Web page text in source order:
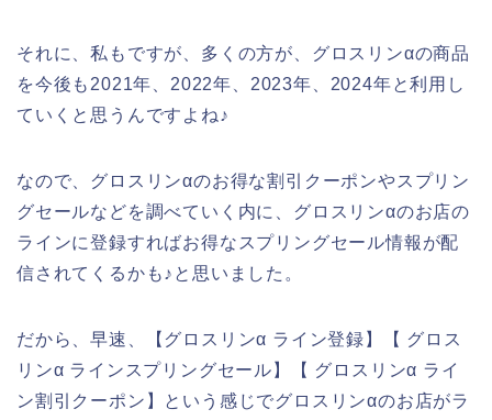
それに、私もですが、多くの方が、グロスリンαの商品
を今後も2021年、2022年、2023年、2024年と利用し
ていくと思うんですよね♪
なので、グロスリンαのお得な割引クーポンやスプリン
グセールなどを調べていく内に、グロスリンαのお店の
ラインに登録すればお得なスプリングセール情報が配
信されてくるかも♪と思いました。
だから、早速、【グロスリンα ライン登録】【 グロス
リンα ラインスプリングセール】【 グロスリンα ライ
ン割引クーポン】という感じでグロスリンαのお店がラ